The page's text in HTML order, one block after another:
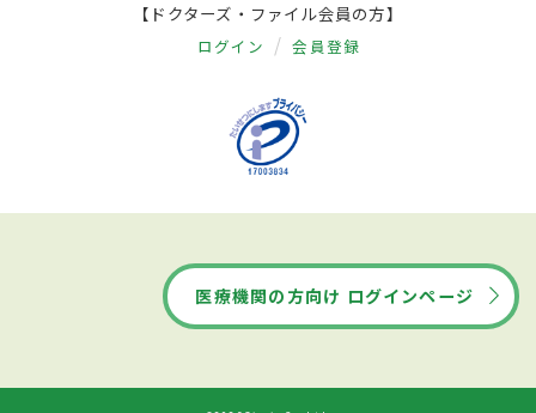
【ドクターズ・ファイル会員の方】
ログイン 会員登録
医療機関の方向け ログインページ